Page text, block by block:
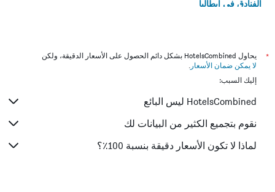
الفنادق في إيطاليا
*
يحاول HotelsCombined بشكل دائم الحصول على الأسعار الدقيقة، ولكن
لا يمكن ضمان الأسعار .
إليك السبب:
HotelsCombined ليس البائع
نقوم بتجميع الكثير من البيانات لك
لماذا لا تكون الأسعار دقيقة بنسبة 100٪؟